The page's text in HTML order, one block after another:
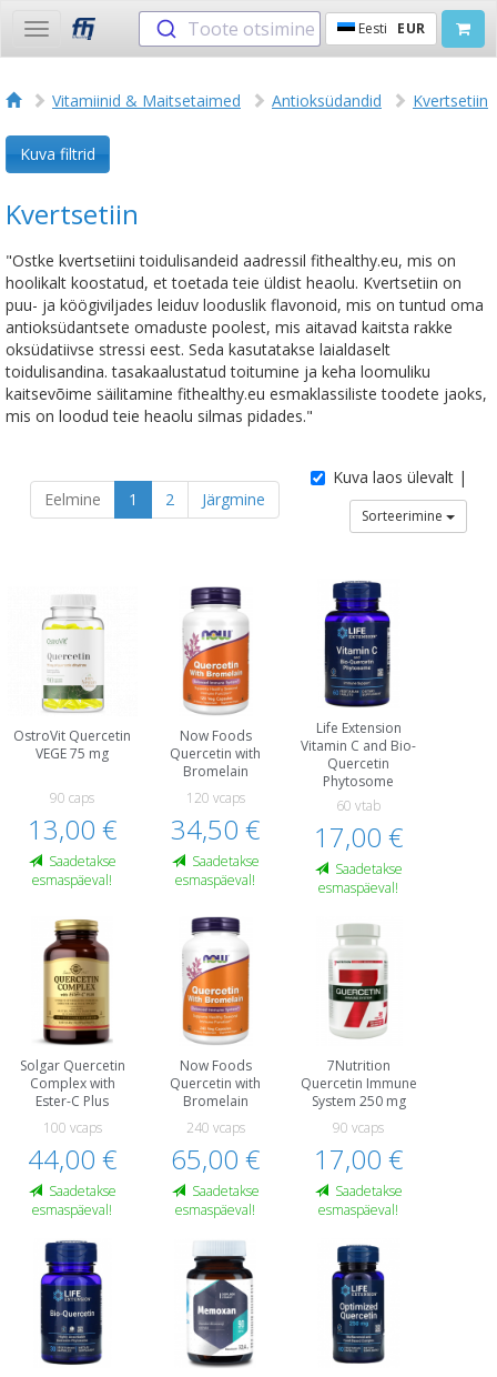
Toggle
navigation
Toote otsimine Eesti EUR
Vitamiinid & Maitsetaimed Antioksüdandid Kvertsetiin
Kuva filtrid
Kvertsetiin
"Ostke kvertsetiini toidulisandeid aadressil fithealthy.eu, mis on
hoolikalt koostatud, et toetada teie üldist heaolu. Kvertsetiin on
puu- ja köögiviljades leiduv looduslik flavonoid, mis on tuntud oma
antioksüdantsete omaduste poolest, mis aitavad kaitsta rakke
oksüdatiivse stressi eest. Seda kasutatakse laialdaselt
toidulisandina. tasakaalustatud toitumine ja keha loomuliku
kaitsevõime säilitamine fithealthy.eu esmaklassiliste toodete jaoks,
mis on loodud teie heaolu silmas pidades."
Eelmine 1 2 Järgmine
Kuva laos ülevalt |
Sorteerimine
OstroVit Quercetin
VEGE 75 mg
90 caps
13,00 €
Saadetakse
esmaspäeval!
Now Foods
Quercetin with
Bromelain
120 vcaps
34,50 €
Saadetakse
esmaspäeval!
Life Extension
Vitamin C and Bio-
Quercetin
Phytosome
60 vtab
17,00 €
Saadetakse
esmaspäeval!
Solgar Quercetin
Complex with
Ester-C Plus
100 vcaps
44,00 €
Saadetakse
esmaspäeval!
Now Foods
Quercetin with
Bromelain
240 vcaps
65,00 €
Saadetakse
esmaspäeval!
7Nutrition
Quercetin Immune
System 250 mg
90 vcaps
17,00 €
Saadetakse
esmaspäeval!